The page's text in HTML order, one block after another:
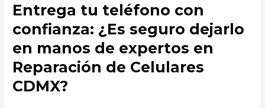
Entrega tu teléfono con
confianza: ¿Es seguro dejarlo
en manos de expertos en
Reparación de Celulares
CDMX?